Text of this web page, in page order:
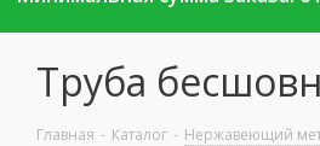
Труба
Главная - Каталог - Нержавеющий